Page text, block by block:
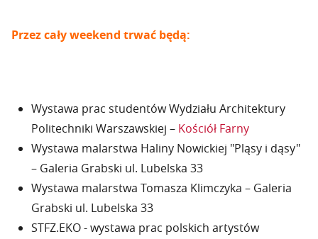
Przez cały weekend trwać będą:
Wystawa prac studentów Wydziału Architektury
Politechniki Warszawskiej – Kościół Farny
Wystawa malarstwa Haliny Nowickiej "Pląsy i dąsy"
– Galeria Grabski ul. Lubelska 33
Wystawa malarstwa Tomasza Klimczyka – Galeria
Grabski ul. Lubelska 33
STFZ.EKO - wystawa prac polskich artystów